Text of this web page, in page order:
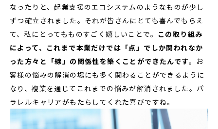
なったりと、起業支援のエコシステムのようなものが少し
ずつ確立されました。それが皆さんにとても喜んでもらえ
て、私にとってもものすごく嬉しいことで。 この取り組み
によって、これまで本業だけでは「点」でしか関われなか
った方々と「線」の関係性を築くことができたんです。 お
客様の悩みの解消の場にも多く関わることができるように
なり、複業を通じてこれまでの悩みが解消されました。パ
ラレルキャリアがもたらしてくれた喜びですね。